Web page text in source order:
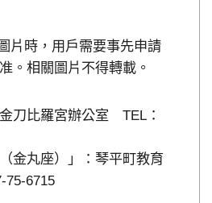
片時，用戶需要事先申請
。相關圖片不得轉載。
金刀比羅宮辦公室 TEL：
金丸座）」：琴平町教育
75-6715